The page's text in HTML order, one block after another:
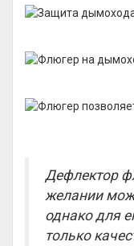
Дефлектор
желании
однако для
только